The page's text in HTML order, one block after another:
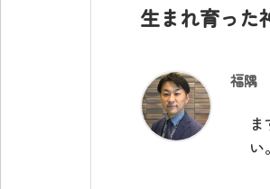
生まれ育った
福隅
い。